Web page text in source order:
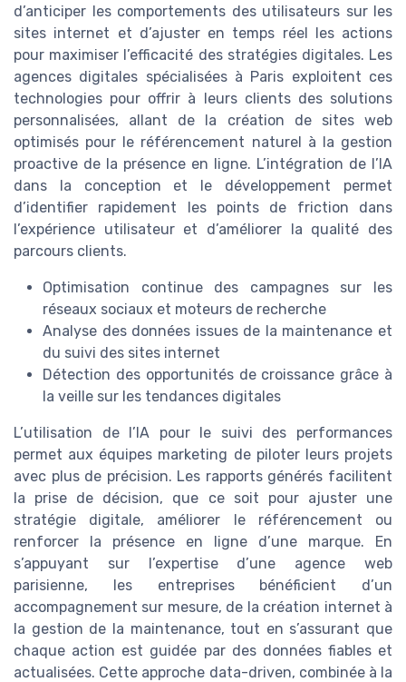
d’anticiper les comportements des utilisateurs sur les
sites internet et d’ajuster en temps réel les actions
pour maximiser l’efficacité des stratégies digitales. Les
agences digitales spécialisées à Paris exploitent ces
technologies pour offrir à leurs clients des solutions
personnalisées, allant de la création de sites web
optimisés pour le référencement naturel à la gestion
proactive de la présence en ligne. L’intégration de l’IA
dans la conception et le développement permet
d’identifier rapidement les points de friction dans
l’expérience utilisateur et d’améliorer la qualité des
parcours clients.
Optimisation continue des campagnes sur les
réseaux sociaux et moteurs de recherche
Analyse des données issues de la maintenance et
du suivi des sites internet
Détection des opportunités de croissance grâce à
la veille sur les tendances digitales
L’utilisation de l’IA pour le suivi des performances
permet aux équipes marketing de piloter leurs projets
avec plus de précision. Les rapports générés facilitent
la prise de décision, que ce soit pour ajuster une
stratégie digitale, améliorer le référencement ou
renforcer la présence en ligne d’une marque. En
s’appuyant sur l’expertise d’une agence web
parisienne, les entreprises bénéficient d’un
accompagnement sur mesure, de la création internet à
la gestion de la maintenance, tout en s’assurant que
chaque action est guidée par des données fiables et
actualisées. Cette approche data-driven, combinée à la